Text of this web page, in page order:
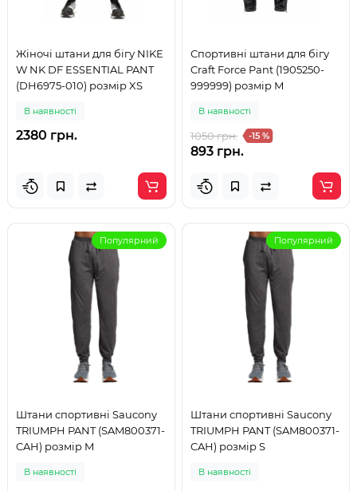
Жіночі штани для бігу NIKE
W NK DF ESSENTIAL PANT
(DH6975-010) розмір XS
В наявності
2380 грн.
Спортивні штани для бігу
Craft Force Pant (1905250-
999999) розмір М
В наявності
1050 грн. -15 %
893 грн.
Популярний
Штани спортивні Saucony
TRIUMPH PANT (SAM800371-
CAH) розмір M
В наявності
Популярний
Штани спортивні Saucony
TRIUMPH PANT (SAM800371-
CAH) розмір S
В наявності